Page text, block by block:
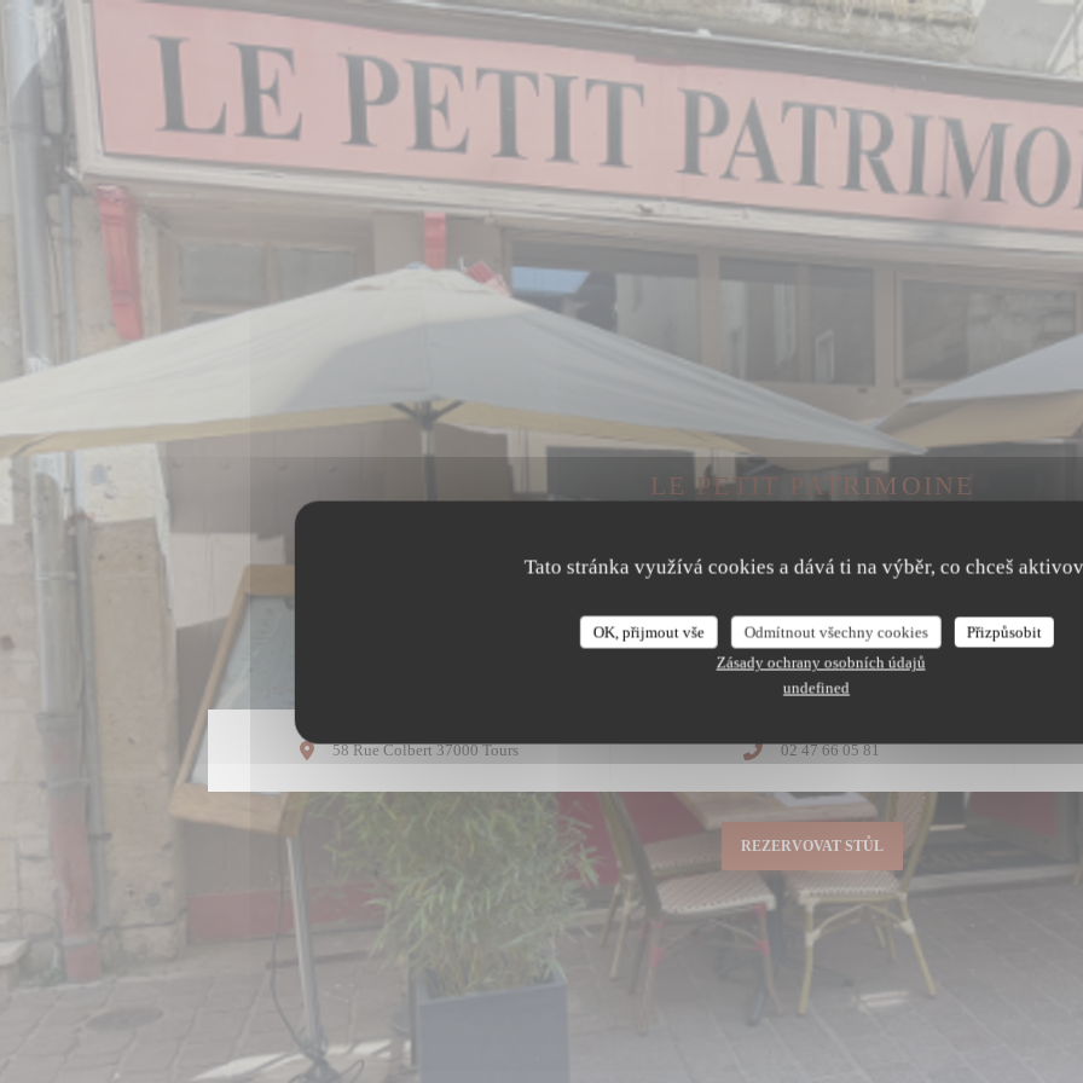
Panel pro správu cookies
Tato stránka využívá cookies a dává ti na výběr, co chceš
OK, přijmout vše Odmítnout všechny cookies
Přizpůsobit
Zásady ochrany osobních údajů
undefined
LE PETIT PATRIMOINE
Dnes zavřeno
58 Rue Colbert 37000 Tours((otevře se v novém okně)) 02 47 66 05 81
REZERVOVAT STŮL
Le Petit Patrimoine